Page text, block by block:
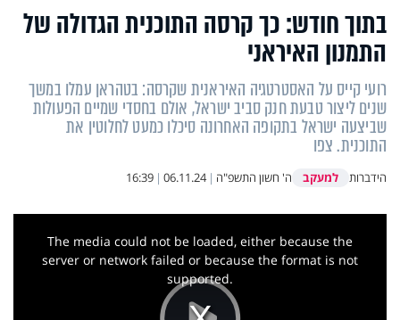
בתוך חודש: כך קרסה התוכנית הגדולה של
התמנון האיראני
רועי קייס על האסטרטגיה האיראנית שקרסה: בטהראן עמלו במשך
שנים ליצור טבעת חנק סביב ישראל, אולם בחסדי שמיים הפעולות
שביצעה ישראל בתקופה האחרונה סיכלו כמעט לחלוטין את
התוכנית. צפו
הידברות למעקב ה' חשון התשפ"ה |
06.11.24
|
16:39
This
The media could not be loaded, either because the
server or network failed or because the format is not
supported.